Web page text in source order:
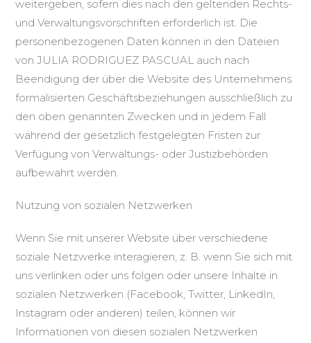
weitergeben, sofern dies nach den geltenden Rechts-
und Verwaltungsvorschriften erforderlich ist. Die
personenbezogenen Daten können in den Dateien
von JULIA RODRIGUEZ PASCUAL auch nach
Beendigung der über die Website des Unternehmens
formalisierten Geschäftsbeziehungen ausschließlich zu
den oben genannten Zwecken und in jedem Fall
während der gesetzlich festgelegten Fristen zur
Verfügung von Verwaltungs- oder Justizbehörden
aufbewahrt werden.
Nutzung von sozialen Netzwerken
Wenn Sie mit unserer Website über verschiedene
soziale Netzwerke interagieren, z. B. wenn Sie sich mit
uns verlinken oder uns folgen oder unsere Inhalte in
sozialen Netzwerken (Facebook, Twitter, LinkedIn,
Instagram oder anderen) teilen, können wir
Informationen von diesen sozialen Netzwerken